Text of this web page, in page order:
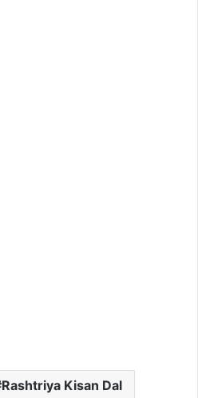
Rashtriya Kisan Dal